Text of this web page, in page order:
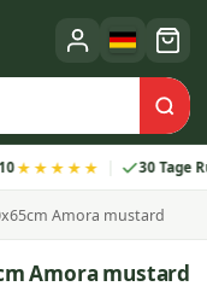
30 Tage
Amora mustard
Amora mustard